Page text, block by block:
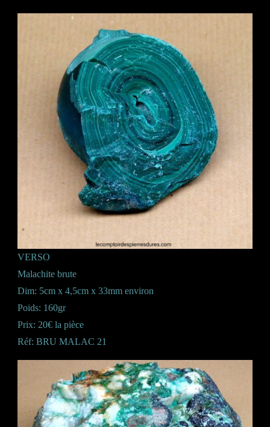
VERSO
Malachite brute
Dim: 5cm x 4,5cm x 33mm environ
Poids: 160gr
Prix: 20€ la pièce
Réf: BRU MALAC 21